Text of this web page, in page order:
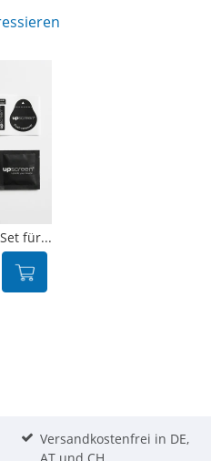
für...
Versandkostenfrei in DE,
AT und CH